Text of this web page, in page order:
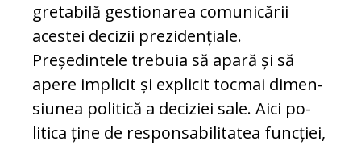
gre­ta­bilă gestionarea comunicării
acestei decizii pre­zi­dențiale.
Președintele trebuia să apa­ră și să
apere implicit și explicit tocmai di­men­
siunea politică a deciziei sale. Aici po­
litica ține de responsabilitatea funcției,